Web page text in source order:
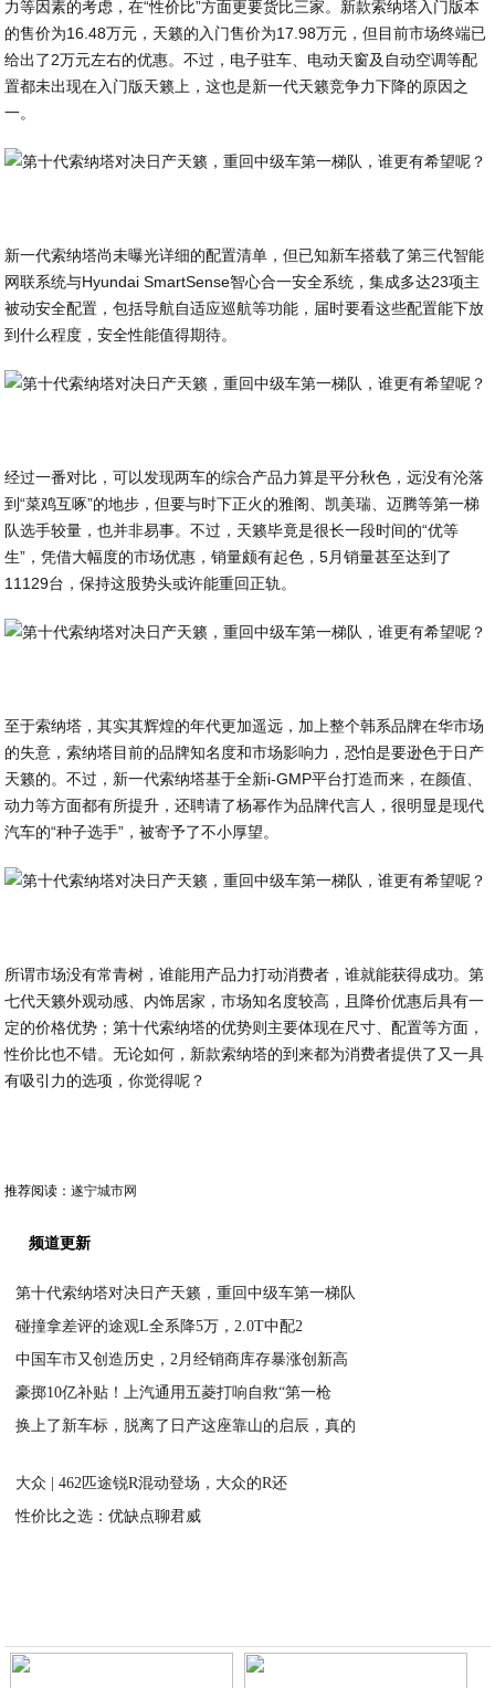
力等因素的考虑，在“性价比”方面更要货比三家。新款索纳塔入门版本
的售价为16.48万元，天籁的入门售价为17.98万元，但目前市场终端已
给出了2万元左右的优惠。不过，电子驻车、电动天窗及自动空调等配
置都未出现在入门版天籁上，这也是新一代天籁竞争力下降的原因之
一。
新一代索纳塔尚未曝光详细的配置清单，但已知新车搭载了第三代智能
网联系统与Hyundai SmartSense智心合一安全系统，集成多达23项主
被动安全配置，包括导航自适应巡航等功能，届时要看这些配置能下放
到什么程度，安全性能值得期待。
经过一番对比，可以发现两车的综合产品力算是平分秋色，远没有沦落
到“菜鸡互啄”的地步，但要与时下正火的雅阁、凯美瑞、迈腾等第一梯
队选手较量，也并非易事。不过，天籁毕竟是很长一段时间的“优等
生”，凭借大幅度的市场优惠，销量颇有起色，5月销量甚至达到了
11129台，保持这股势头或许能重回正轨。
至于索纳塔，其实其辉煌的年代更加遥远，加上整个韩系品牌在华市场
的失意，索纳塔目前的品牌知名度和市场影响力，恐怕是要逊色于日产
天籁的。不过，新一代索纳塔基于全新i-GMP平台打造而来，在颜值、
动力等方面都有所提升，还聘请了杨幂作为品牌代言人，很明显是现代
汽车的“种子选手”，被寄予了不小厚望。
所谓市场没有常青树，谁能用产品力打动消费者，谁就能获得成功。第
七代天籁外观动感、内饰居家，市场知名度较高，且降价优惠后具有一
定的价格优势；第十代索纳塔的优势则主要体现在尺寸、配置等方面，
性价比也不错。无论如何，新款索纳塔的到来都为消费者提供了又一具
有吸引力的选项，你觉得呢？
推荐阅读：遂宁城市网
频道更新
第十代索纳塔对决日产天籁，重回中级车第一梯队
碰撞拿差评的途观L全系降5万，2.0T中配2
中国车市又创造历史，2月经销商库存暴涨创新高
豪掷10亿补贴！上汽通用五菱打响自救“第一枪
换上了新车标，脱离了日产这座靠山的启辰，真的
大众 | 462匹途锐R混动登场，大众的R还
性价比之选：优缺点聊君威